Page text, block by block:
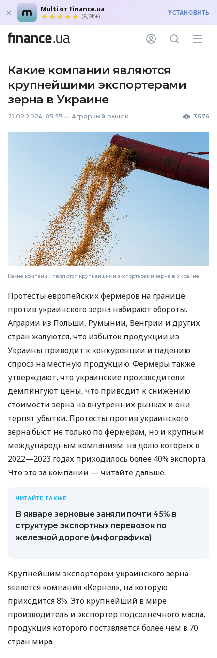
Multi от Finance.ua
(8,9K+) УСТАНОВИТЬ
Какие компании являются
крупнейшими экспортерами
зерна в Украине
21.02.2024, 05:57 — Аграрный рынок 3676
Какие компании являются крупнейшими экспортерами зерна в Украине
Протесты европейских фермеров на границе
против украинского зерна набирают обороты.
Аграрии из Польши, Румынии, Венгрии и других
стран жалуются, что избыток продукции из
Украины приводит к конкуренции и падению
спроса на местную продукцию. Фермеры также
утверждают, что украинские производители
демпингуют цены, что приводит к снижению
стоимости зерна на внутренних рынках и они
терпят убытки. Протесты против украинского
зерна бьют не только по фермерам, но и крупным
международным компаниям, на долю которых в
2022—2023 годах приходилось более 40% экспорта.
Что это за компании — читайте дальше.
ЧИТАЙТЕ ТАКЖЕ
В январе зерновые заняли почти 45% в
структуре экспортных перевозок по
железной дороге (инфографика)
Крупнейшим экспортером украинского зерна
является компания «Кернел», на которую
приходится 8%. Это крупнейший в мире
производитель и экспортер подсолнечного масла,
продукция которого поставляется более чем в 70
стран мира.